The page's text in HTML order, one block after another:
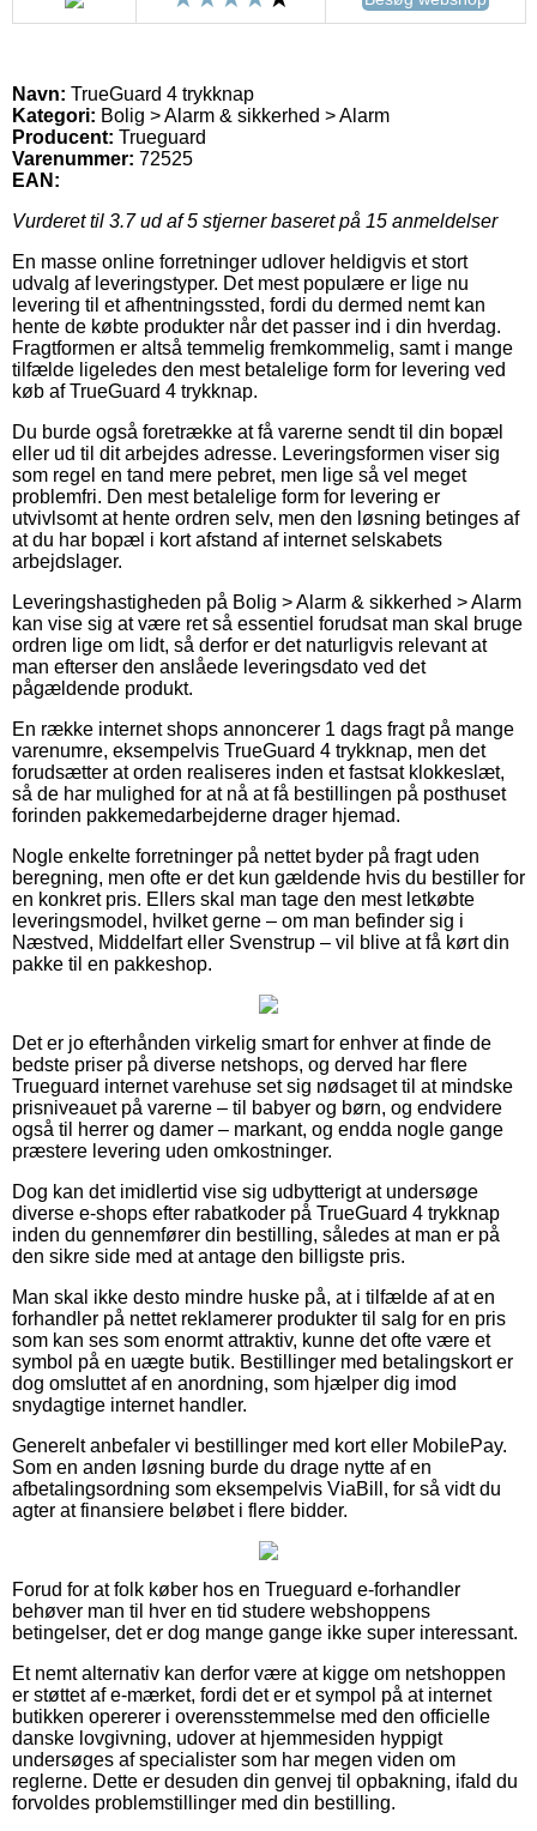
Navn: TrueGuard 4 trykknap
Kategori: Bolig > Alarm & sikkerhed > Alarm
Producent: Trueguard
Varenummer: 72525
EAN:
Vurderet til 3.7ud af 5 stjerner baseret på 15 anmeldelser
En masse online forretninger udlover heldigvis et stort
udvalg af leveringstyper. Det mest populære er lige nu
levering til et afhentningssted, fordi du dermed nemt kan
hente de købte produkter når det passer ind i din hverdag.
Fragtformen er altså temmelig fremkommelig, samt i mange
tilfælde ligeledes den mest betalelige form for levering ved
køb af TrueGuard 4 trykknap.
Du burde også foretrække at få varerne sendt til din bopæl
eller ud til dit arbejdes adresse. Leveringsformen viser sig
som regel en tand mere pebret, men lige så vel meget
problemfri. Den mest betalelige form for levering er
utvivlsomt at hente ordren selv, men den løsning betinges af
at du har bopæl i kort afstand af internet selskabets
arbejdslager.
Leveringshastigheden på Bolig > Alarm & sikkerhed > Alarm
kan vise sig at være ret så essentiel forudsat man skal bruge
ordren lige om lidt, så derfor er det naturligvis relevant at
man efterser den anslåede leveringsdato ved det
pågældende produkt.
En række internet shops annoncerer 1 dags fragt på mange
varenumre, eksempelvis TrueGuard 4 trykknap, men det
forudsætter at orden realiseres inden et fastsat klokkeslæt,
så de har mulighed for at nå at få bestillingen på posthuset
forinden pakkemedarbejderne drager hjemad.
Nogle enkelte forretninger på nettet byder på fragt uden
beregning, men ofte er det kun gældende hvis du bestiller for
en konkret pris. Ellers skal man tage den mest letkøbte
leveringsmodel, hvilket gerne – om man befinder sig i
Næstved, Middelfart eller Svenstrup – vil blive at få kørt din
pakke til en pakkeshop.
Det er jo efterhånden virkelig smart for enhver at finde de
bedste priser på diverse netshops, og derved har flere
Trueguard internet varehuse set sig nødsaget til at mindske
prisniveauet på varerne – til babyer og børn, og endvidere
også til herrer og damer – markant, og endda nogle gange
præstere levering uden omkostninger.
Dog kan det imidlertid vise sig udbytterigt at undersøge
diverse e-shops efter rabatkoder på TrueGuard 4 trykknap
inden du gennemfører din bestilling, således at man er på
den sikre side med at antage den billigste pris.
Man skal ikke desto mindre huske på, at i tilfælde af at en
forhandler på nettet reklamerer produkter til salg for en pris
som kan ses som enormt attraktiv, kunne det ofte være et
symbol på en uægte butik. Bestillinger med betalingskort er
dog omsluttet af en anordning, som hjælper dig imod
snydagtige internet handler.
Generelt anbefaler vi bestillinger med kort eller MobilePay.
Som en anden løsning burde du drage nytte af en
afbetalingsordning som eksempelvis ViaBill, for så vidt du
agter at finansiere beløbet i flere bidder.
Forud for at folk køber hos en Trueguard e-forhandler
behøver man til hver en tid studere webshoppens
betingelser, det er dog mange gange ikke super interessant.
Et nemt alternativ kan derfor være at kigge om netshoppen
er støttet af e-mærket, fordi det er et sympol på at internet
butikken opererer i overensstemmelse med den officielle
danske lovgivning, udover at hjemmesiden hyppigt
undersøges af specialister som har megen viden om
reglerne. Dette er desuden din genvej til opbakning, ifald du
forvoldes problemstillinger med din bestilling.